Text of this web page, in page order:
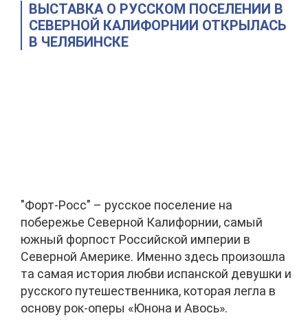
ВЫСТАВКА О РУССКОМ ПОСЕЛЕНИИ В
СЕВЕРНОЙ КАЛИФОРНИИ ОТКРЫЛАСЬ
В ЧЕЛЯБИНСКЕ
"Форт-Росс" – русское поселение на
побережье Северной Калифорнии, самый
южный форпост Российской империи в
Северной Америке. Именно здесь произошла
та самая история любви испанской девушки и
русского путешественника, которая легла в
основу рок-оперы «Юнона и Авось».